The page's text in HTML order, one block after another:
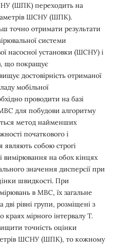
(ШПК) переходить на
ШСНУ (ШПК).
точно отримати результати
системи
насосної установки (ШСНУ) і
що покращує
достовірність отриманої
мобільної
проводити на базі
для побудови алгоритму
метод найменших
початкового і
являють собою строгі
вимірювання на обох кінцях
значення дисперсії при
швидкості. При
в МВС, їх загальне
рівні групи, розміщені з
мірного інтервалу Т.
точність оцінки
ШСНУ (ШПК), то кожному